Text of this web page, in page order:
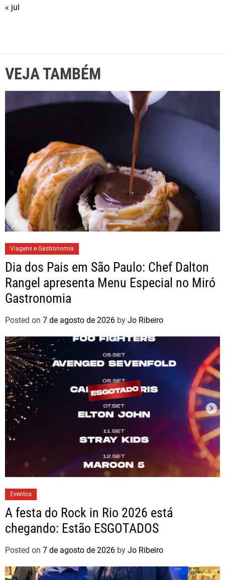
« jul
VEJA TAMBÉM
Viagens e Gastronomia
Dia dos Pais em São Paulo: Chef Dalton
Rangel apresenta Menu Especial no Miró
Gastronomia
Posted on 7 de agosto de 2026 by Jo Ribeiro
Eventos
A festa do Rock in Rio 2026 está
chegando: Estão ESGOTADOS
Posted on 7 de agosto de 2026 by Jo Ribeiro